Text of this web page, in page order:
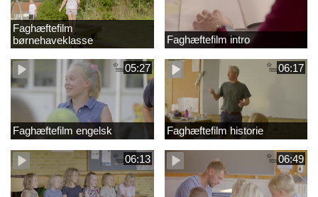
Faghæftefilm
børnehaveklasse
Faghæftefilm intro
05:27
Faghæftefilm engelsk
06:17
Faghæftefilm historie
06:13 06:49